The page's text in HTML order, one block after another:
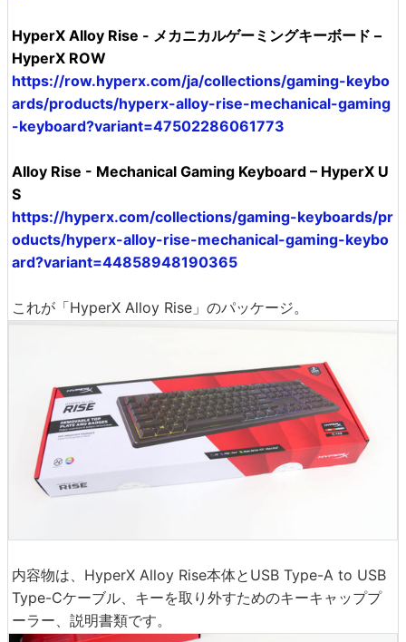
HyperX Alloy Rise - メカニカルゲーミングキーボード –
HyperX ROW
https://row.hyperx.com/ja/collections/gaming-keybo
ards/products/hyperx-alloy-rise-mechanical-gaming
-keyboard?variant=47502286061773
Alloy Rise - Mechanical Gaming Keyboard – HyperX U
S
https://hyperx.com/collections/gaming-keyboards/pr
oducts/hyperx-alloy-rise-mechanical-gaming-keybo
ard?variant=44858948190365
これが「HyperX Alloy Rise」のパッケージ。
内容物は、HyperX Alloy Rise本体とUSB Type-A to USB
Type-Cケーブル、キーを取り外すためのキーキャッププ
ーラー、説明書類です。